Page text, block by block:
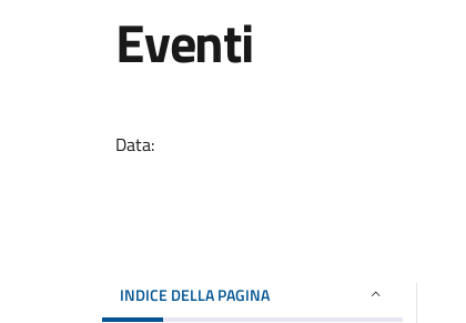
Eventi
Data:
INDICE DELLA PAGINA